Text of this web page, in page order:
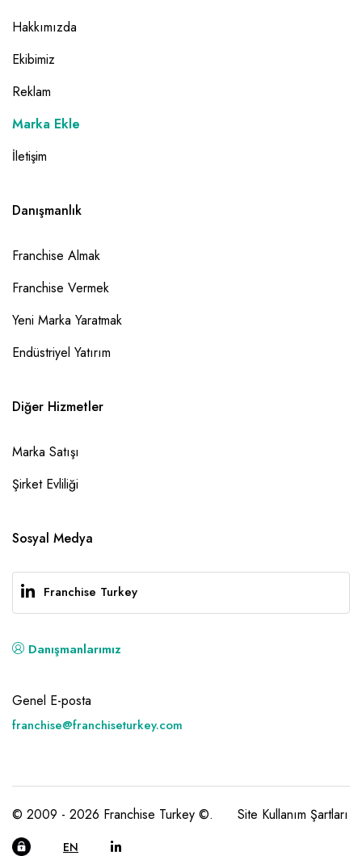
Hakkımızda
Ekibimiz
Reklam
Marka Ekle
İletişim
Danışmanlık
Franchise Almak
Franchise Vermek
Yeni Marka Yaratmak
Endüstriyel Yatırım
Diğer Hizmetler
Marka Satışı
Şirket Evliliği
Sosyal Medya
Franchise Turkey
Danışmanlarımız
Genel E-posta
franchise@franchiseturkey.com
© 2009 - 2026 Franchise Turkey ©. Site Kullanım Şartları
EN